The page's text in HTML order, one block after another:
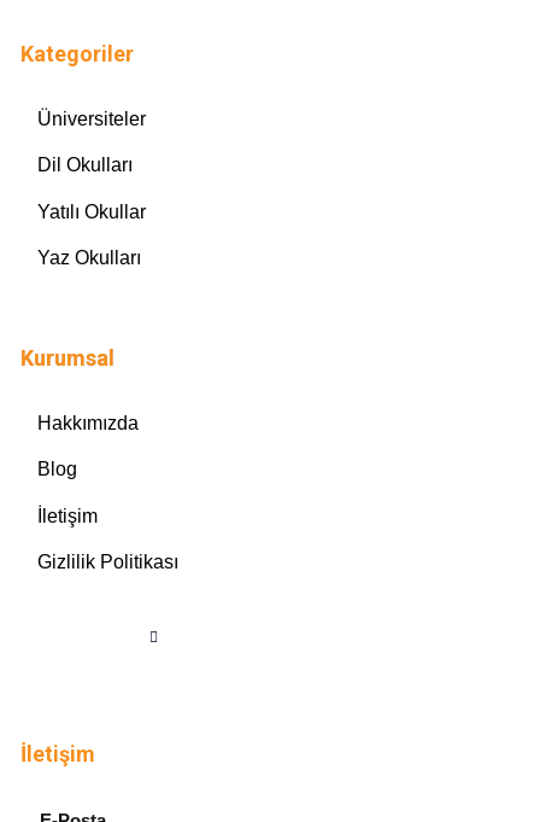
Kategoriler
Üniversiteler
Dil Okulları
Yatılı Okullar
Yaz Okulları
Kurumsal
Hakkımızda
Blog
İletişim
Gizlilik Politikası
İletişim